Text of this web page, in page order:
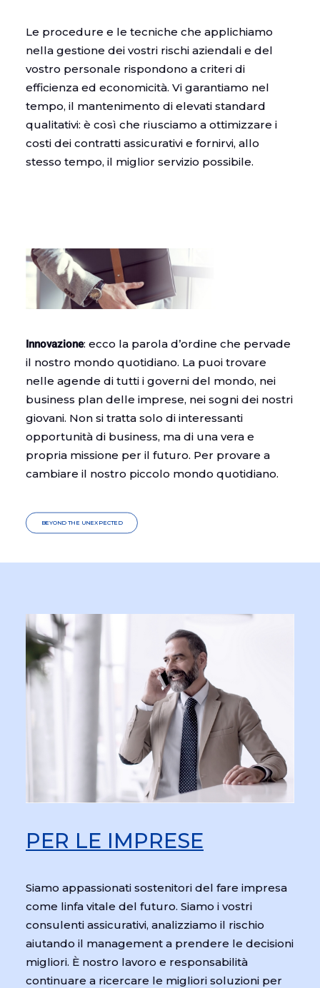
Le procedure e le tecniche che applichiamo
nella gestione dei vostri rischi aziendali e del
vostro personale rispondono a criteri di
efficienza ed economicità. Vi garantiamo nel
tempo, il mantenimento di elevati standard
qualitativi: è così che riusciamo a ottimizzare i
costi dei contratti assicurativi e fornirvi, allo
stesso tempo, il miglior servizio possibile.
Innovazione: ecco la parola d’ordine che pervade
il nostro mondo quotidiano. La puoi trovare
nelle agende di tutti i governi del mondo, nei
business plan delle imprese, nei sogni dei nostri
giovani. Non si tratta solo di interessanti
opportunità di business, ma di una vera e
propria missione per il futuro. Per provare a
cambiare il nostro piccolo mondo quotidiano.
BEYOND THE UNEXPECTED
PER LE IMPRESE
Siamo appassionati sostenitori del fare impresa
come linfa vitale del futuro. Siamo i vostri
consulenti assicurativi, analizziamo il rischio
aiutando il management a prendere le decisioni
migliori. È nostro lavoro e responsabilità
continuare a ricercare le migliori soluzioni per